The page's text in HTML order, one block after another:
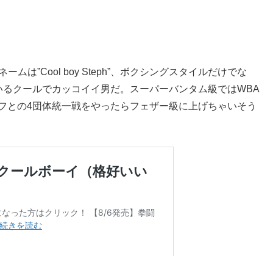
ムは”Cool boy Steph”、ボクシングスタイルだけでな
クールでカッコイイ男だ。スーパーバンタム級ではWBA
との4団体統一戦をやったらフェザー級に上げちゃいそう